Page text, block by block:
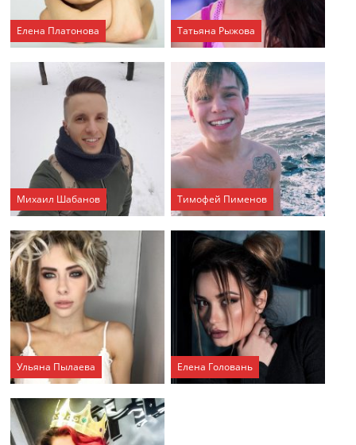
Елена Платонова Татьяна Рыжова
Михаил Шабанов Тимофей Пименов
Ульяна Пылаева Елена Головань